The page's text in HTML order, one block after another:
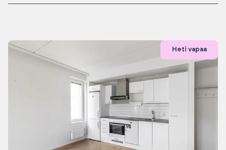
Heti vapaa